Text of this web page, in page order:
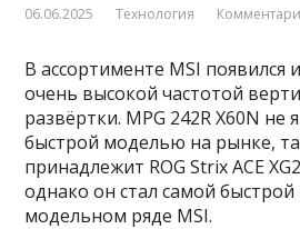
06.06.2025 Технология
В ассортименте MSI появился
очень высокой частотой
развёртки. MPG 242R X60N не
быстрой моделью на рынке,
принадлежит ROG Strix ACE
однако он стал самой
модельном ряде MSI.